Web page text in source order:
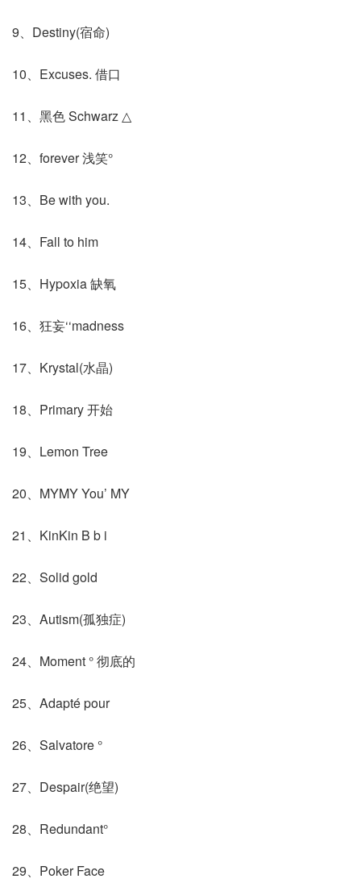
9、Destiny(宿命)
10、Excuses. 借口
11、黑色 Schwarz △
12、forever 浅笑°
13、Be with you.
14、Fall to him
15、Hypoxia 缺氧
16、狂妄‘‘madness
17、Krystal(水晶)
18、Primary 开始
19、Lemon Tree
20、MYMY You’ MY
21、KinKin B b i
22、Solid gold
23、Autism(孤独症)
24、Moment ° 彻底的
25、Adapté pour
26、Salvatore °
27、Despair(绝望)
28、Redundant°
29、Poker Face